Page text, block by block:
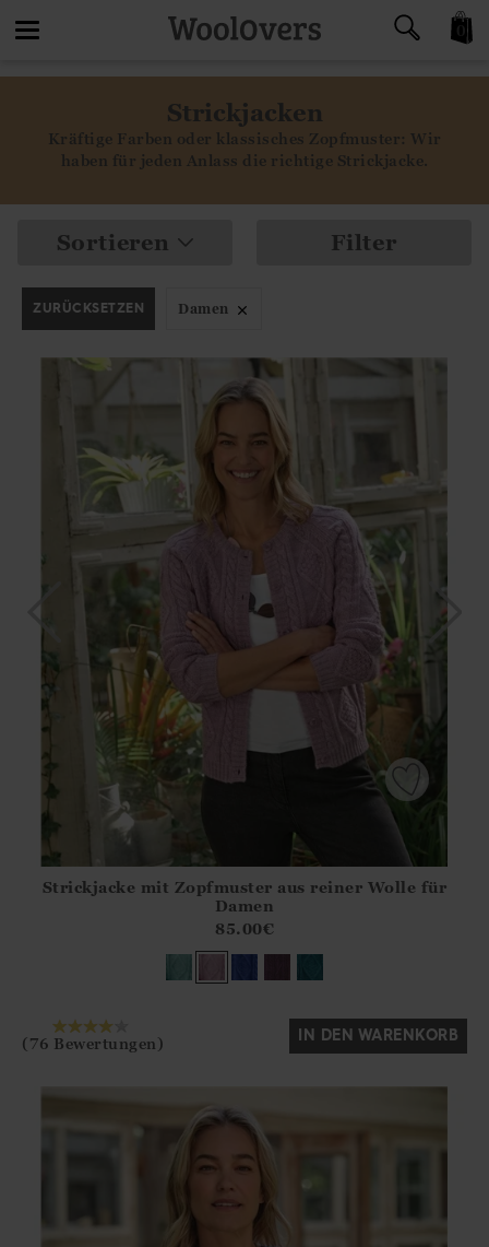
Strickjacken
Kräftige Farben oder klassisches Zopfmuster: Wir
haben für jeden Anlass die richtige Strickjacke.
Sortieren Filter
ZURÜCKSETZEN Damen
?? ""
Ja Nein
Strickjacke mit Zopfmuster aus reiner Wolle für
Damen
85.00€
(76 Bewertungen) IN DEN WARENKORB